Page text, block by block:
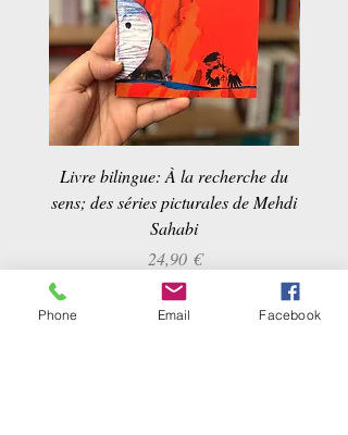
Livre bilingue: À la recherche du
sens; des séries picturales de Mehdi
Sahabi
Prix
24,90 €
Pour en savoir d'avantage sur les
Phone Email Facebook